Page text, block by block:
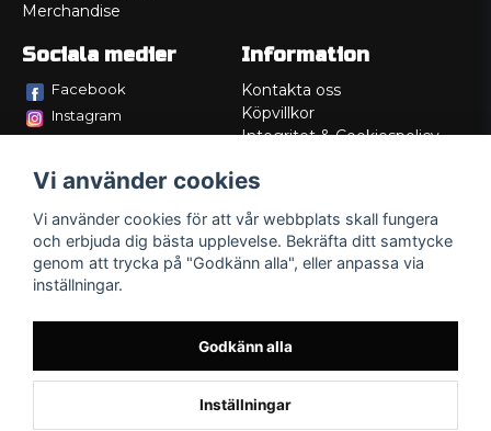
Merchandise
Sociala medier
Facebook
Instagram
Information
Kontakta oss
Köpvillkor
Integritet & Cookiespolicy
Service/Garanti
Lådritning
Om oss
Vi använder cookies
Vi använder cookies för att vår webbplats skall fungera
och erbjuda dig bästa upplevelse. Bekräfta ditt samtycke
genom att trycka på "Godkänn alla", eller anpassa via
inställningar.
Godkänn alla
Inställningar